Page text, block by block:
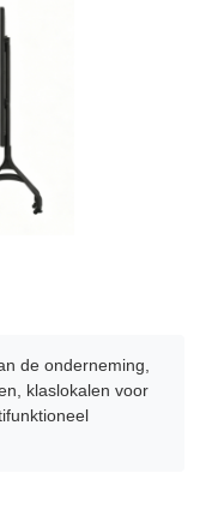
de onderneming,
klaslokalen voor